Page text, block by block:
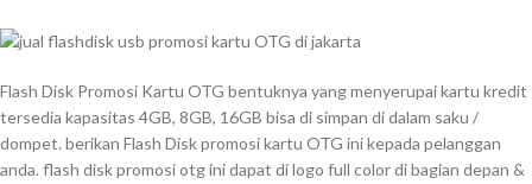
Flash Disk Promosi Kartu OTG bentuknya yang menyerupai kartu kredit
tersedia kapasitas 4GB, 8GB, 16GB bisa di simpan di dalam saku /
dompet. berikan Flash Disk promosi kartu OTG ini kepada pelanggan
anda. flash disk promosi otg ini dapat di logo full color di bagian depan &